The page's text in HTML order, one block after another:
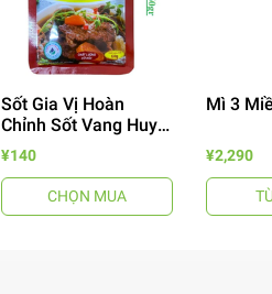
Sốt Gia Vị Hoàn
Chỉnh Sốt Vang Huy
Tuấn
¥140
CHỌN MUA
Mì 3
¥2,290